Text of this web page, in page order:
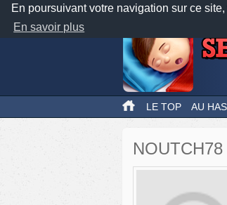
En poursuivant votre navigation sur ce
En savoir plus
LE TOP AU
NOUTCH78